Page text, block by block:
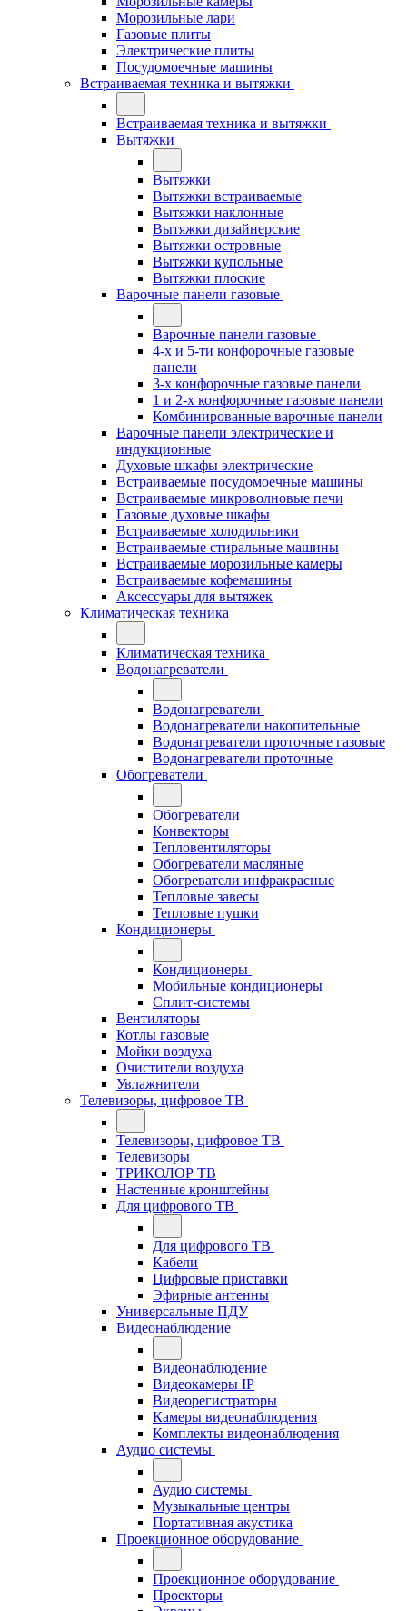
Морозильные лари
Газовые плиты
Электрические плиты
Посудомоечные машины
Встраиваемая техника и вытяжки
Встраиваемая техника и вытяжки
Вытяжки
Вытяжки
Вытяжки встраиваемые
Вытяжки наклонные
Вытяжки дизайнерские
Вытяжки островные
Вытяжки купольные
Вытяжки плоские
Варочные панели газовые
Варочные панели газовые
4-х и 5-ти конфорочные газовые
панели
3-х конфорочные газовые панели
1 и 2-х конфорочные газовые панели
Комбинированные варочные панели
Варочные панели электрические и
индукционные
Духовые шкафы электрические
Встраиваемые посудомоечные машины
Встраиваемые микроволновые печи
Газовые духовые шкафы
Встраиваемые холодильники
Встраиваемые стиральные машины
Встраиваемые морозильные камеры
Встраиваемые кофемашины
Аксессуары для вытяжек
Климатическая техника
Климатическая техника
Водонагреватели
Водонагреватели
Водонагреватели накопительные
Водонагреватели проточные газовые
Водонагреватели проточные
Обогреватели
Обогреватели
Конвекторы
Тепловентиляторы
Обогреватели масляные
Обогреватели инфракрасные
Тепловые завесы
Тепловые пушки
Кондиционеры
Кондиционеры
Мобильные кондиционеры
Сплит-системы
Вентиляторы
Котлы газовые
Мойки воздуха
Очистители воздуха
Увлажнители
Телевизоры, цифровое ТВ
Телевизоры, цифровое ТВ
Телевизоры
ТРИКОЛОР ТВ
Настенные кронштейны
Для цифрового ТВ
Для цифрового ТВ
Кабели
Цифровые приставки
Эфирные антенны
Универсальные ПДУ
Видеонаблюдение
Видеонаблюдение
Видеокамеры IP
Видеорегистраторы
Камеры видеонаблюдения
Комплекты видеонаблюдения
Аудио системы
Аудио системы
Музыкальные центры
Портативная акустика
Проекционное оборудование
Проекционное оборудование
Проекторы